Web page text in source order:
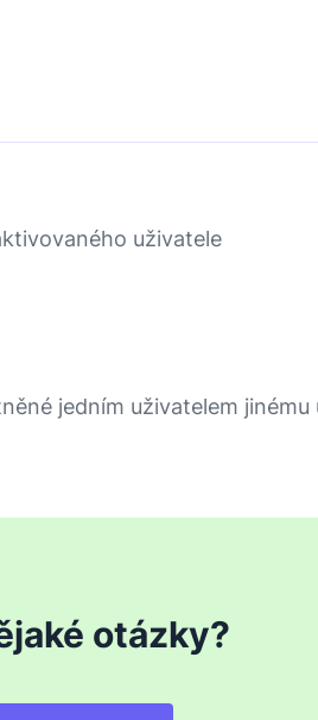
uživatele
jedním uživatelem jinému
otázky?